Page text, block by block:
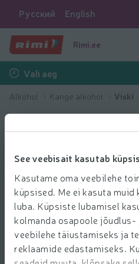
See veebisait kasutab
Kasutame oma veebilehe
küpsised. Me ei kasuta
luba. Küpsiste lubamisel
kolmanda osapoole
veebilehe täiustamiseks ja
reklaamide edastamiseks.
Русский English
Rimi.ee
Vali aeg
Alkohol Kange alkohol Viski